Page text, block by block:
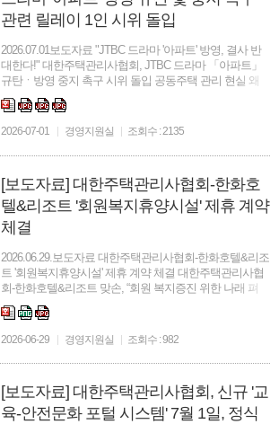
관련 릴레이 1인 시위 돌입
2026.07.01보도자료 "JTBC 드라마 '아파트' 방영, 결사 반
대한다!" 대한주택관리사협회, JTBC 드라마 「아파트」
규탄ㆍ방영 중지 촉구 시위 돌입 공동주택 관리 현실 왜
곡, 주택관리사 명예훼손 가능성…편견과 오해 확산 우려
“릴레이 1인 시위, 법률적ㆍ행정적 조치 동원 등 강력한
대응 ...
2026-07-01 경영지원실 조회수 : 2135
[보도자료] 대한주택관리사협회-한화호
텔&리조트 '회원복지휴양시설' 제휴 계약
체결
2026.06.29.보도자료 대한주택관리사협회-한화호텔&리조
트 '회원복지휴양시설' 제휴 계약 체결 대한주택관리사협
회-한화호텔&리조트 맞손, “회원 복지증진 위한 나래 펴
다” 「휴양시설 제휴 계약 체결」, 전국 한화리조트 9개
지점 연중 상시 이용 가능 주택관리사 회원 대상, 만족도
향상 ...
2026-06-29 경영지원실 조회수 : 982
[보도자료] 대한주택관리사협회, 신규 '교
육-안전문화 포털 시스템' 7월 1일, 정식